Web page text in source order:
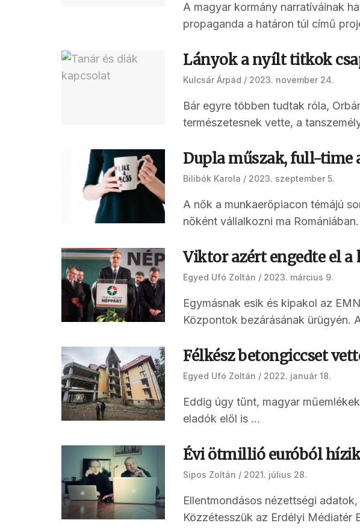
A magyar kormány narratíváinak
propaganda a határon túl című
Lányok a nyílt titkok
Kulcsár Árpád 2023. november 24.
Bár egyre többen tudtak róla,
természetesnek vette, a
Dupla műszak, full-time
Bilibók Karola 2023. szeptember 5.
A nők a munkaerőpiacon témájú
nőként vállalkozni ma
Viktor azért engedte el
Egyed Ufó Zoltán 2023. március 9.
Egymásnak esik és kipakol az
Központok bezárásának ürügyén.
Félkész betongiccset
Egyed Ufó Zoltán 2022. január 18.
Eddig úgy tűnt, magyar
eladók elől is ...
Évi ötmillió euróból
Sipos Zoltán 2021. július 28.
Ellentmondásos nézettségi
Közzétesszük az Erdélyi Médiatér